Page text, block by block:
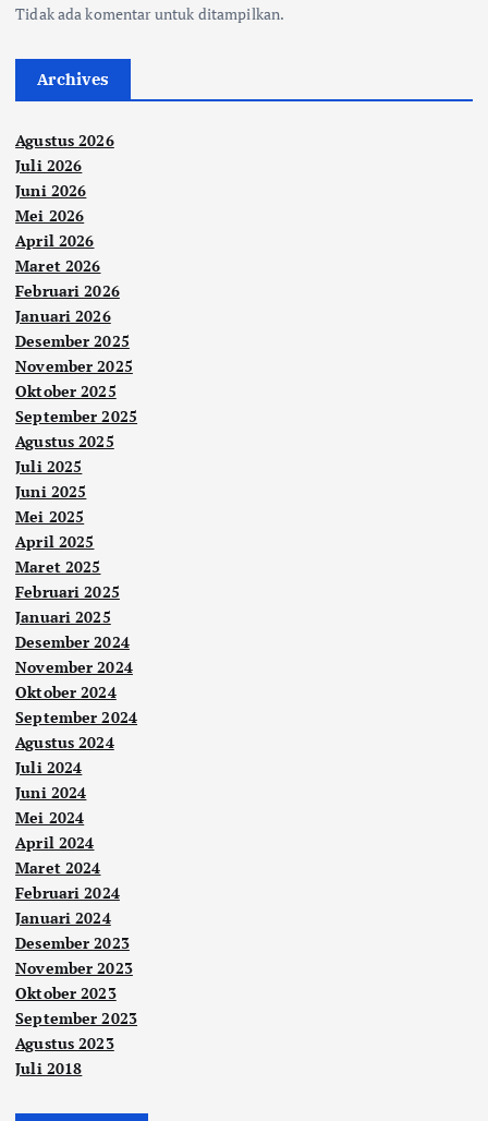
Tidak ada komentar untuk ditampilkan.
Archives
Agustus 2026
Juli 2026
Juni 2026
Mei 2026
April 2026
Maret 2026
Februari 2026
Januari 2026
Desember 2025
November 2025
Oktober 2025
September 2025
Agustus 2025
Juli 2025
Juni 2025
Mei 2025
April 2025
Maret 2025
Februari 2025
Januari 2025
Desember 2024
November 2024
Oktober 2024
September 2024
Agustus 2024
Juli 2024
Juni 2024
Mei 2024
April 2024
Maret 2024
Februari 2024
Januari 2024
Desember 2023
November 2023
Oktober 2023
September 2023
Agustus 2023
Juli 2018